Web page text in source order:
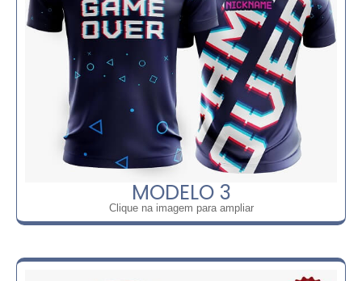
MODELO 3
Clique na imagem para ampliar